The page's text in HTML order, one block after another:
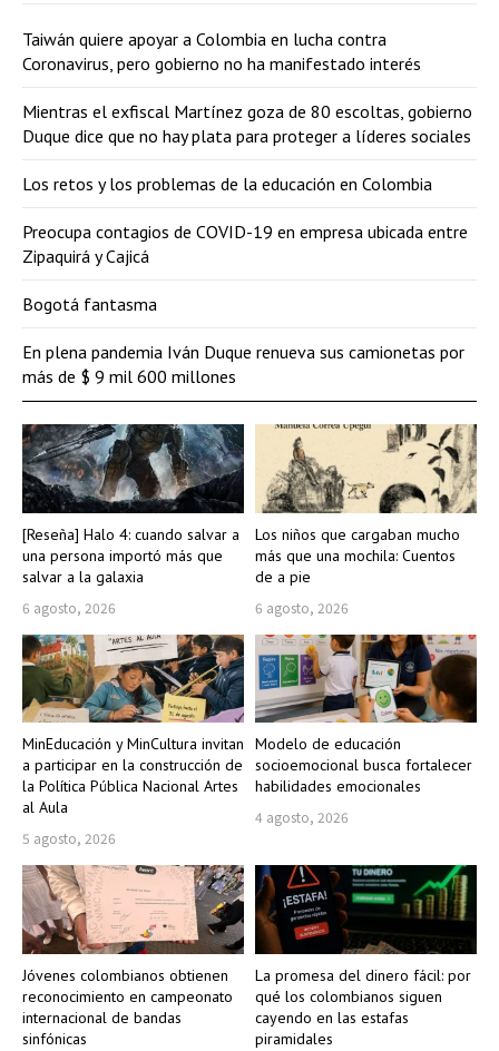
[Reseña] Halo 4: cuando salvar a
una persona importó más que
salvar a la galaxia
6 agosto, 2026
Los niños que cargaban mucho
más que una mochila: Cuentos
de a pie
6 agosto, 2026
MinEducación y MinCultura invitan
a participar en la construcción de
la Política Pública Nacional Artes
al Aula
5 agosto, 2026
Modelo de educación
socioemocional busca fortalecer
habilidades emocionales
4 agosto, 2026
Jóvenes colombianos obtienen
reconocimiento en campeonato
internacional de bandas
sinfónicas
La promesa del dinero fácil: por
qué los colombianos siguen
cayendo en las estafas
piramidales
Taiwán quiere apoyar a Colombia en lucha contra
Coronavirus, pero gobierno no ha manifestado interés
Mientras el exfiscal Martínez goza de 80 escoltas, gobierno
Duque dice que no hay plata para proteger a líderes sociales
Los retos y los problemas de la educación en Colombia
Preocupa contagios de COVID-19 en empresa ubicada entre
Zipaquirá y Cajicá
Bogotá fantasma
En plena pandemia Iván Duque renueva sus camionetas por
más de $ 9 mil 600 millones